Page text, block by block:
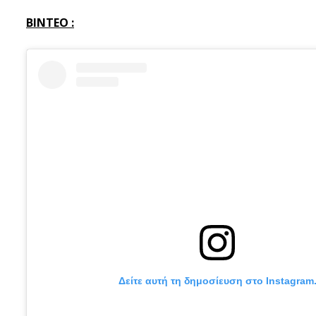
BINTEO :
Δείτε αυτή τη δημοσίευση στο Instagram.